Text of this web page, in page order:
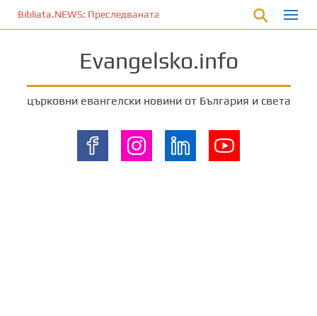
Bibliata.NEWS: Преследваната църква [20 март 2026]
Evangelsko.info
църковни евангелски новини от България и света